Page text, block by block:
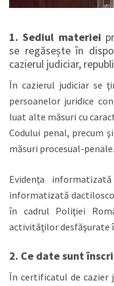
1. Sediul materiei
se regăsește în
cazierul judiciar,
În cazierul judiciar se
persoanelor juridice
luat alte măsuri cu
Codului penal, precum
măsuri procesual-penale.
Evidenţa
informatizată
în cadrul Poliţiei
activităţilor desfăşurate
2. Ce date sunt
În certificatul de cazier